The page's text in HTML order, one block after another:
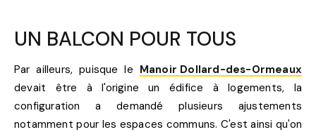
UN BALCON POUR TOUS
Par ailleurs, puisque le Manoir Dollard-des-Ormeaux
devait être à l'origine un édifice à logements, la
configuration a demandé plusieurs ajustements
notamment pour les espaces communs. C'est ainsi qu'on